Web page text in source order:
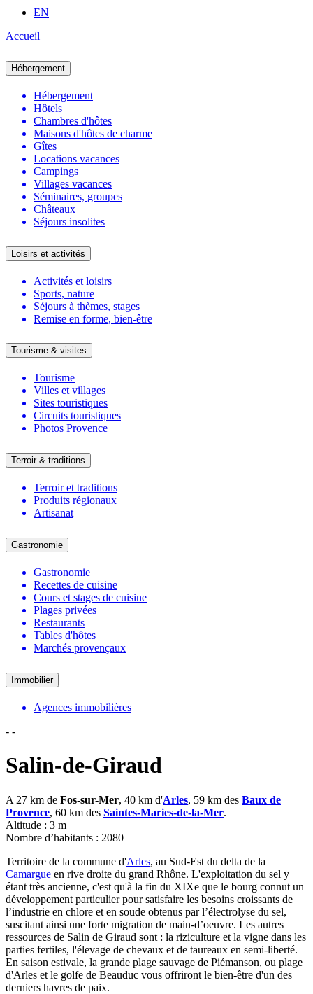
EN
Accueil
Hébergement
Hébergement
Hôtels
Chambres d'hôtes
Maisons d'hôtes de charme
Gîtes
Locations vacances
Campings
Villages vacances
Séminaires, groupes
Châteaux
Séjours insolites
Loisirs et activités
Activités et loisirs
Sports, nature
Séjours à thèmes, stages
Remise en forme, bien-être
Tourisme & visites
Tourisme
Villes et villages
Sites touristiques
Circuits touristiques
Photos Provence
Terroir & traditions
Terroir et traditions
Produits régionaux
Artisanat
Gastronomie
Gastronomie
Recettes de cuisine
Cours et stages de cuisine
Plages privées
Restaurants
Tables d'hôtes
Marchés provençaux
Immobilier
Agences immobilières
- -
Salin-de-Giraud
A 27 km de Fos-sur-Mer, 40 km d'Arles, 59 km des Baux de
Provence, 60 km des Saintes-Maries-de-la-Mer.
Altitude : 3 m
Nombre d’habitants : 2080
Territoire de la commune d'Arles, au Sud-Est du delta de la
Camargue en rive droite du grand Rhône. L'exploitation du sel y
étant très ancienne, c'est qu'à la fin du XIXe que le bourg connut un
développement particulier pour satisfaire les besoins croissants de
l’industrie en chlore et en soude obtenus par l’électrolyse du sel,
suscitant ainsi une forte migration de main-d’oeuvre. Les autres
ressources de Salin de Giraud sont : la riziculture et la vigne dans les
parties fertiles, l'élevage de chevaux et de taureaux en semi-liberté.
En saison estivale, la grande plage sauvage de Piémanson, ou plage
d'Arles et le golfe de Beauduc vous offriront le bien-être d'un des
derniers havres de paix.